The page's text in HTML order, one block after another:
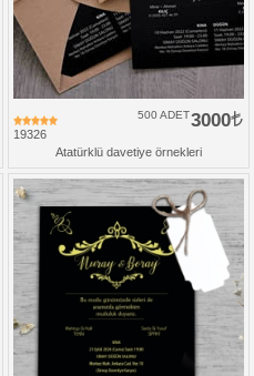
19326
3000
500 ADET
Atatürklü davetiye örnekleri